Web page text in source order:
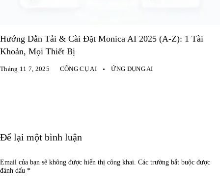
Hướng Dẫn Tải & Cài Đặt Monica AI 2025 (A-Z): 1 Tài
Khoản, Mọi Thiết Bị
Tháng 11 7, 2025 CÔNG CỤ AI ỨNG DỤNG AI
Để lại một bình luận
Email của bạn sẽ không được hiển thị công khai. Các trường bắt buộc được
đánh dấu *